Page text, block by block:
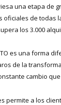
una etapa de
oficiales de todas
los 3.000
es una forma
de la
cambio
permite a los